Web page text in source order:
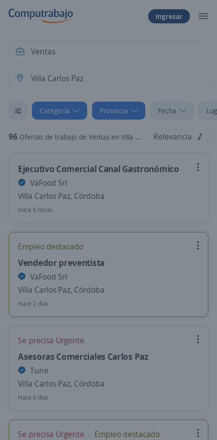
Ingresar
Categoría Provincia Fecha
96 Ofertas de trabajo de Ventas en Villa Carlos Paz, Córdoba Relevancia
Ejecutivo Comercial Canal Gastronómico
VaFood Srl
Villa Carlos Paz, Córdoba
Hace 6 horas
Empleo destacado
Vendedor preventista
VaFood Srl
Villa Carlos Paz, Córdoba
Hace 2 días
Se precisa Urgente
Asesoras Comerciales Carlos Paz
Tune
Villa Carlos Paz, Córdoba
Hace 6 días
Se precisa Urgente Empleo destacado